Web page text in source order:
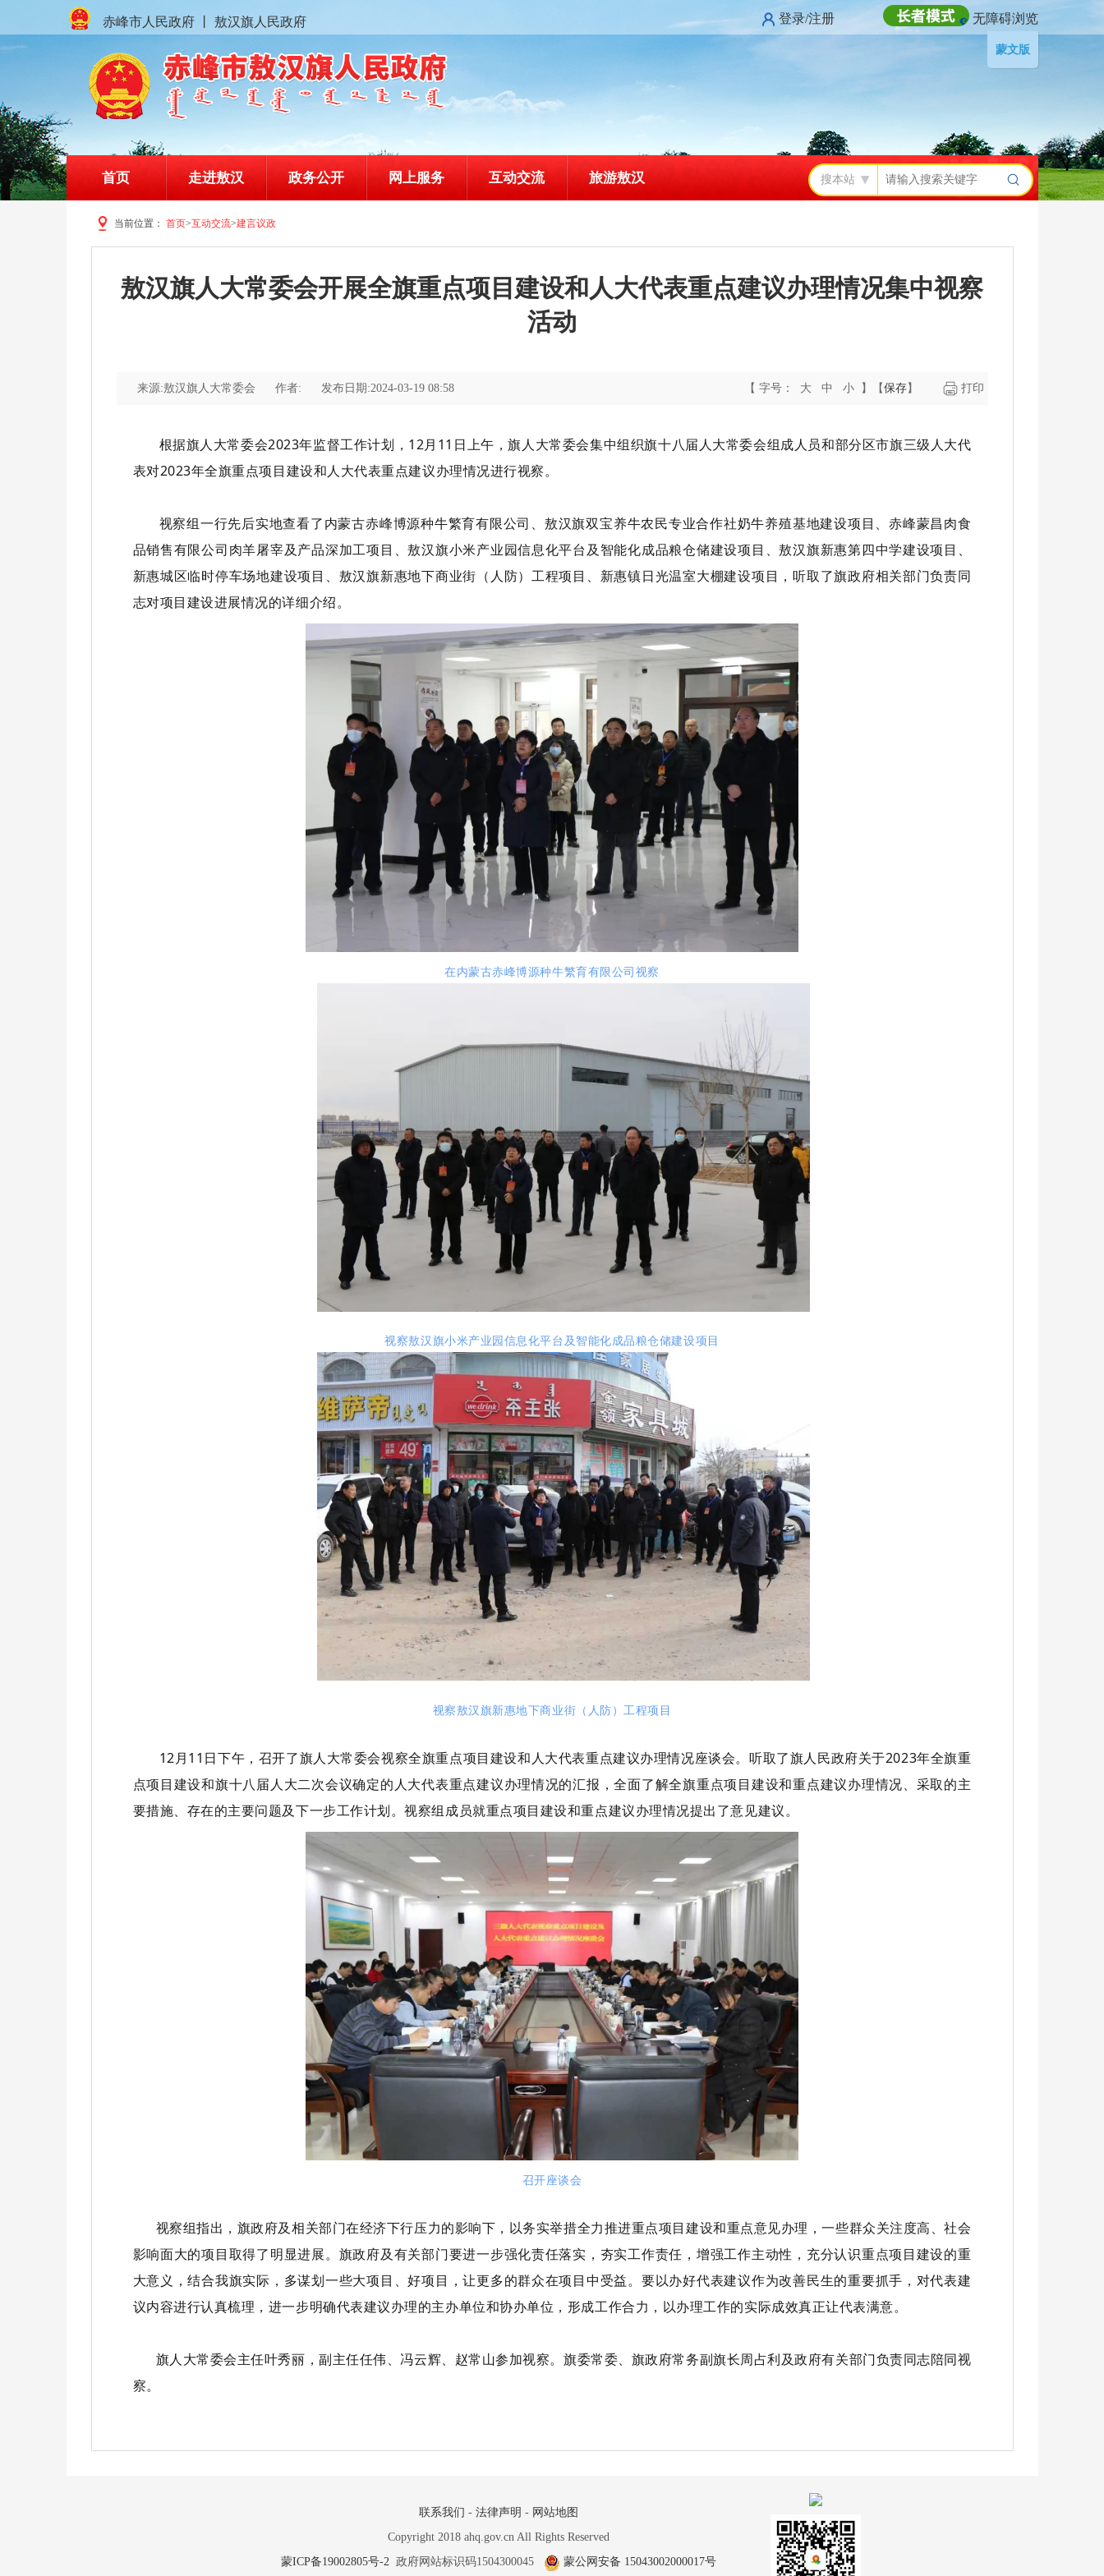
赤峰市人民政府 敖汉旗人民政府 登录/注册 无障碍浏览
蒙文版
首页 走进敖汉 政务公开 网上服务 互动交流 旅游敖汉 搜本站
当前位置： 首页>互动交流>建言议政
敖汉旗人大常委会开展全旗重点项目建设和人大代表重点建议办理情况集中视察
活动
来源:敖汉旗人大常委会 作者: 发布日期:2024-03-19 08:58 打印
【保存】
【 字号： 大 中 小 】
根据旗人大常委会2023年监督工作计划，12月11日上午，旗人大常委会集中组织旗十八届人大常委会组成人员和部分区市旗三级人大代
表对2023年全旗重点项目建设和人大代表重点建议办理情况进行视察。
视察组一行先后实地查看了内蒙古赤峰博源种牛繁育有限公司、敖汉旗双宝养牛农民专业合作社奶牛养殖基地建设项目、赤峰蒙昌肉食
品销售有限公司肉羊屠宰及产品深加工项目、敖汉旗小米产业园信息化平台及智能化成品粮仓储建设项目、敖汉旗新惠第四中学建设项目、
新惠城区临时停车场地建设项目、敖汉旗新惠地下商业街（人防）工程项目、新惠镇日光温室大棚建设项目，听取了旗政府相关部门负责同
志对项目建设进展情况的详细介绍。
在内蒙古赤峰博源种牛繁育有限公司视察
视察敖汉旗小米产业园信息化平台及智能化成品粮仓储建设项目
视察敖汉旗新惠地下商业街（人防）工程项目
12月11日下午，召开了旗人大常委会视察全旗重点项目建设和人大代表重点建议办理情况座谈会。听取了旗人民政府关于2023年全旗重
点项目建设和旗十八届人大二次会议确定的人大代表重点建议办理情况的汇报，全面了解全旗重点项目建设和重点建议办理情况、采取的主
要措施、存在的主要问题及下一步工作计划。视察组成员就重点项目建设和重点建议办理情况提出了意见建议。
召开座谈会
视察组指出，旗政府及相关部门在经济下行压力的影响下，以务实举措全力推进重点项目建设和重点意见办理，一些群众关注度高、社会
影响面大的项目取得了明显进展。旗政府及有关部门要进一步强化责任落实，夯实工作责任，增强工作主动性，充分认识重点项目建设的重
大意义，结合我旗实际，多谋划一些大项目、好项目，让更多的群众在项目中受益。要以办好代表建议作为改善民生的重要抓手，对代表建
议内容进行认真梳理，进一步明确代表建议办理的主办单位和协办单位，形成工作合力，以办理工作的实际成效真正让代表满意。
旗人大常委会主任叶秀丽，副主任任伟、冯云辉、赵常山参加视察。旗委常委、旗政府常务副旗长周占利及政府有关部门负责同志陪同视
察。
联系我们 - 法律声明 - 网站地图
Copyright 2018 ahq.gov.cn All Rights Reserved
蒙ICP备19002805号-2 政府网站标识码1504300045 蒙公网安备 15043002000017号